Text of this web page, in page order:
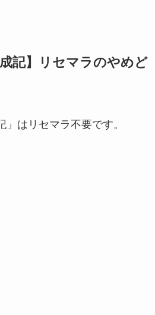
成記】リセマラのやめど
」はリセマラ不要です。